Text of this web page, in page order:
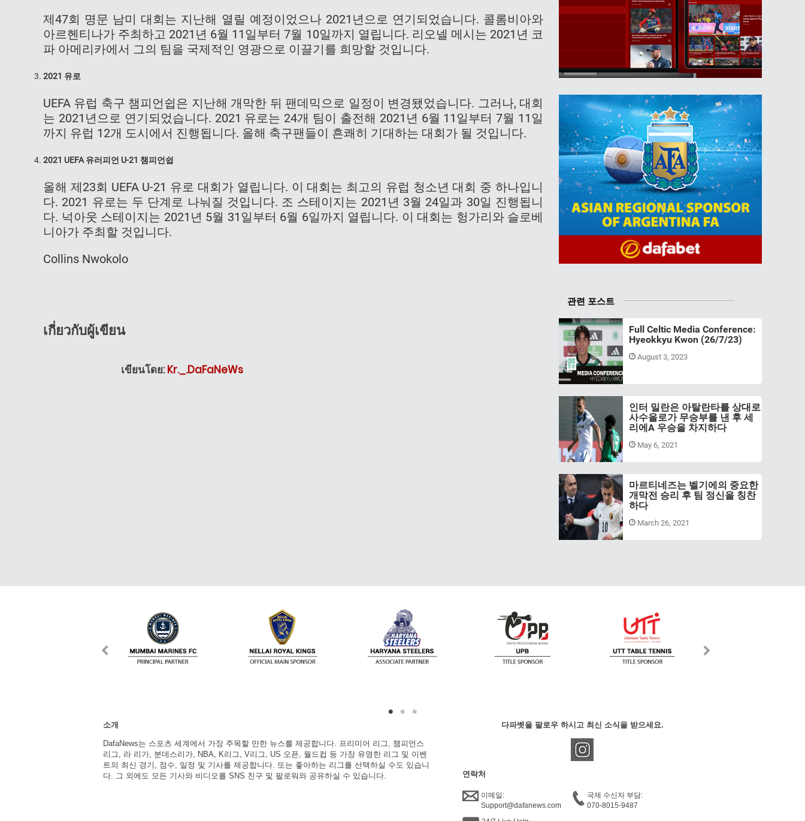
제47회 명문 남미 대회는 지난해 열릴 예정이었으나 2021년으로 연기되었습니다. 콜롬비아와
아르헨티나가 주최하고 2021년 6월 11일부터 7월 10일까지 열립니다. 리오넬 메시는 2021년 코
파 아메리카에서 그의 팀을 국제적인 영광으로 이끌기를 희망할 것입니다.
2021 유로
UEFA 유럽 축구 챔피언쉽은 지난해 개막한 뒤 팬데믹으로 일정이 변경됐었습니다. 그러나, 대회
는 2021년으로 연기되었습니다. 2021 유로는 24개 팀이 출전해 2021년 6월 11일부터 7월 11일
까지 유럽 12개 도시에서 진행됩니다. 올해 축구팬들이 흔쾌히 기대하는 대회가 될 것입니다.
2021 UEFA 유러피언 U-21 챔피언쉽
올해 제23회 UEFA U-21 유로 대회가 열립니다. 이 대회는 최고의 유럽 청소년 대회 중 하나입니
다. 2021 유로는 두 단계로 나눠질 것입니다. 조 스테이지는 2021년 3월 24일과 30일 진행됩니
다. 넉아웃 스테이지는 2021년 5월 31일부터 6월 6일까지 열립니다. 이 대회는 헝가리와 슬로베
니아가 주최할 것입니다.
Collins Nwokolo
เกี่ยวกับผู้เขียน
เขียนโดย:Kr._.DaFaNeWs
관련 포스트
Full Celtic Media Conference:
Hyeokkyu Kwon (26/7/23)
August 3, 2023
인터 밀란은 아탈란타를 상대로
사수올로가 무승부를 낸 후 세
리에A 우승을 차지하다
May 6, 2021
마르티네즈는 벨기에의 중요한
개막전 승리 후 팀 정신을 칭찬
하다
March 26, 2021
소개
DafaNews는 스포츠 세계에서 가장 주목할 만한 뉴스를 제공합니다. 프리미어 리그, 챔피언스
리그, 라 리가, 분데스리가, NBA, K리그, V리그, US 오픈, 월드컵 등 가장 유명한 리그 및 이벤
트의 최신 경기, 점수, 일정 및 기사를 제공합니다. 또는 좋아하는 리그를 선택하실 수도 있습니
다. 그 외에도 모든 기사와 비디오를 SNS 친구 및 팔로워와 공유하실 수 있습니다.
다파벳을 팔로우 하시고 최신 소식을 받으세요.
연락처
이메일:
Support@dafanews.com
국제 수신자 부담:
070-8015-9487